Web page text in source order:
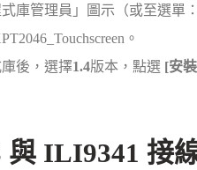
庫管理員」圖示（或至選單
。
後，選擇1.4版本，點選 [安
與 ILI9341 接